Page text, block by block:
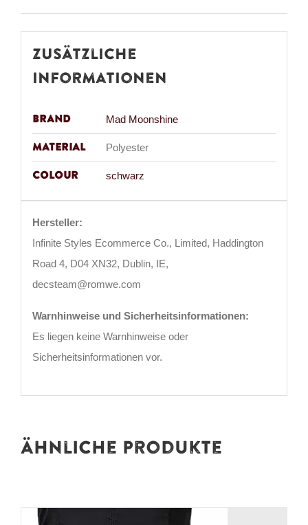
Zusätzliche
Informationen
Brand Mad Moonshine
Material Polyester
Colour schwarz
Hersteller:
Infinite Styles Ecommerce Co., Limited, Haddington
Road 4, D04 XN32, Dublin, IE,
decsteam@romwe.com
Warnhinweise und Sicherheitsinformationen:
Es liegen keine Warnhinweise oder
Sicherheitsinformationen vor.
Ähnliche Produkte